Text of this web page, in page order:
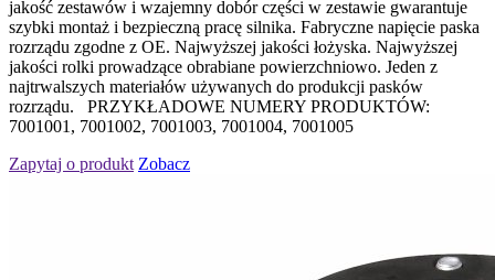
jakość zestawów i wzajemny dobór części w zestawie gwarantuje
szybki montaż i bezpieczną pracę silnika. Fabryczne napięcie paska
rozrządu zgodne z OE. Najwyższej jakości łożyska. Najwyższej
jakości rolki prowadzące obrabiane powierzchniowo. Jeden z
najtrwalszych materiałów używanych do produkcji pasków
rozrządu. PRZYKŁADOWE NUMERY PRODUKTÓW:
7001001, 7001002, 7001003, 7001004, 7001005
Zapytaj o produkt Zobacz